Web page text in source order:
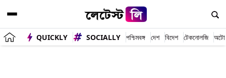
QUICKLY SOCIALLY পশ্চিমবঙ্গ দেশ বিদেশ টেকনোলজি অটো